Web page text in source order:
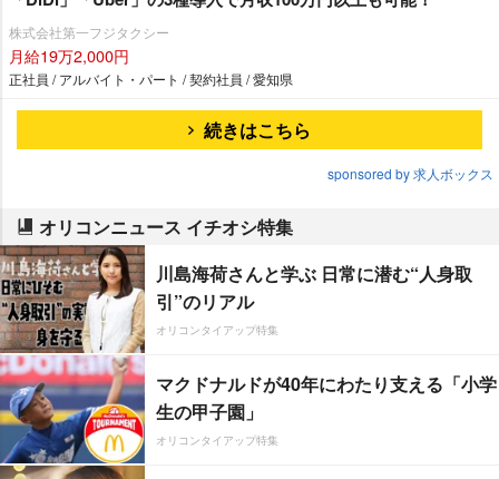
株式会社第一フジタクシー
月給19万2,000円
正社員 / アルバイト・パート / 契約社員 / 愛知県
続きはこちら
sponsored by 求人ボックス
オリコンニュース イチオシ特集
川島海荷さんと学ぶ 日常に潜む“人身取
引”のリアル
オリコンタイアップ特集
マクドナルドが40年にわたり支える「小学
生の甲子園」
オリコンタイアップ特集